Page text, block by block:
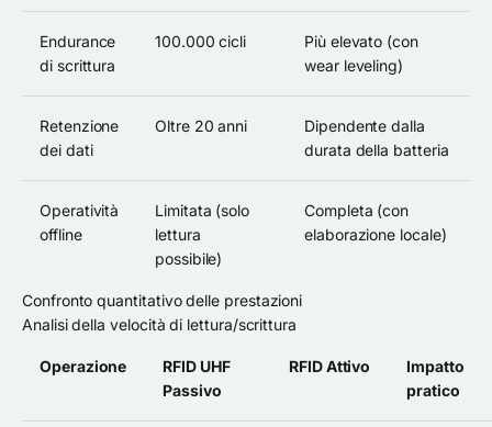
Endurance
di scrittura
100.000 cicli
Più elevato (con
wear leveling)
Retenzione
dei dati
Oltre 20 anni
Dipendente dalla
durata della batteria
Operatività
offline
Limitata (solo
lettura
possibile)
Completa (con
elaborazione locale)
Confronto quantitativo delle prestazioni
Analisi della velocità di lettura/scrittura
Operazione
RFID UHF
Passivo
RFID Attivo
Impatto
pratico